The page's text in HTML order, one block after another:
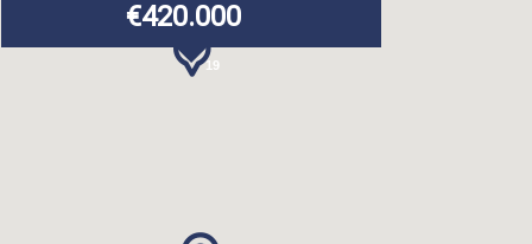
19
€420.000